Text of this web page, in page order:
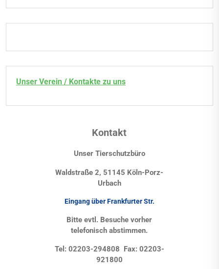
Unser Verein / Kontakte zu uns
Kontakt
Unser Tierschutzbüro
Waldstraße 2, 51145 Köln-Porz-
Urbach
Eingang über Frankfurter Str.
Bitte evtl. Besuche vorher
telefonisch abstimmen.
Tel: 02203-294808 Fax: 02203-
921800